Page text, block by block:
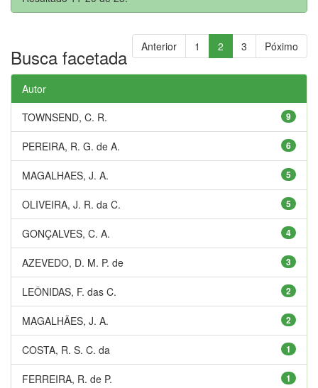
Anterior 1 2 3 Póximo
Busca facetada
Autor
9
TOWNSEND, C. R.
6
PEREIRA, R. G. de A.
5
MAGALHAES, J. A.
5
OLIVEIRA, J. R. da C.
4
GONÇALVES, C. A.
3
AZEVEDO, D. M. P. de
2
LEÔNIDAS, F. das C.
2
MAGALHÃES, J. A.
1
COSTA, R. S. C. da
1
FERREIRA, R. de P.